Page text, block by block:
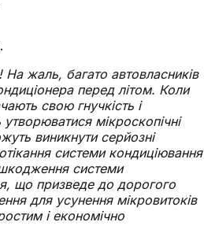
На жаль, багато автовласників
перед літом. Коли
свою гнучкість і
мікроскопічні
виникнути серйозні
системи кондиціювання
системи
що призведе до дорогого
для усунення мікровитоків
і економічно